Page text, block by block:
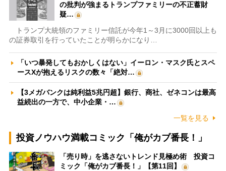
の批判が強まるトランプファミリーの不正蓄財
疑…
トランプ大統領のファミリー信託が今年1～3月に3000回以上も
の証券取引を行っていたことが明らかになり…
「いつ暴発してもおかしくはない」イーロン・マスク氏とスペ
ースXが抱えるリスクの数々「絶対…
【3メガバンクは純利益5兆円超】銀行、商社、ゼネコンは最高
益続出の一方で、中小企業・…
一覧を見る
投資ノウハウ満載コミック「俺がカブ番長！」
「売り時」を逃さないトレンド見極め術 投資コ
ミック「俺がカブ番長！」【第11回】